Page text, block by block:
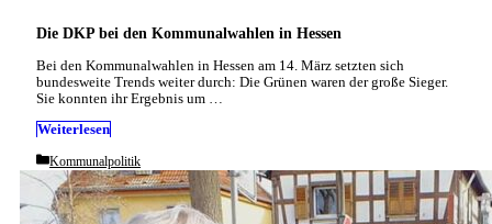
Die DKP bei den Kommunalwahlen in Hessen
Bei den Kommunalwahlen in Hessen am 14. März setzten sich
bundesweite Trends weiter durch: Die Grünen waren der große Sieger.
Sie konnten ihr Ergebnis um …
Weiterlesen
Categories
Kommunalpolitik